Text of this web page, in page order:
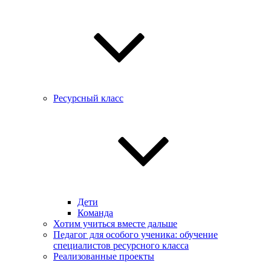
Ресурсный класс
Дети
Команда
Хотим учиться вместе дальше
Педагог для особого ученика: обучение
специалистов ресурсного класса
Реализованные проекты